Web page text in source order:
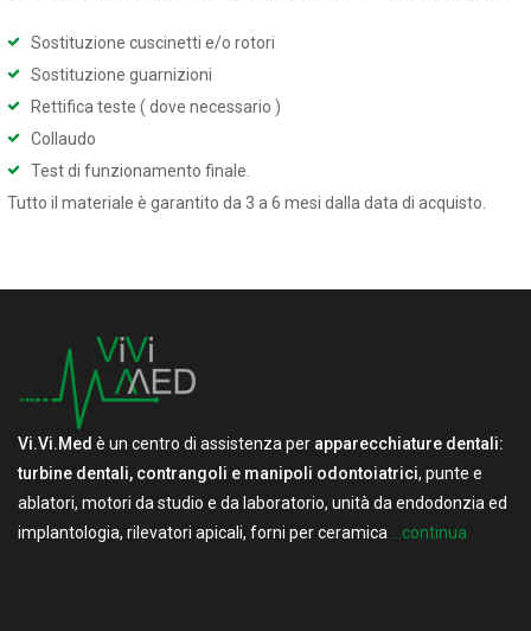
Sostituzione cuscinetti e/o rotori
Sostituzione guarnizioni
Rettifica teste ( dove necessario )
Collaudo
Test di funzionamento finale.
Tutto il materiale è garantito da 3 a 6 mesi dalla data di acquisto.
Vi.Vi.Med è un centro di assistenza per apparecchiature dentali:
turbine dentali, contrangoli e manipoli odontoiatrici, punte e
ablatori, motori da studio e da laboratorio, unità da endodonzia ed
implantologia, rilevatori apicali, forni per ceramica
...continua